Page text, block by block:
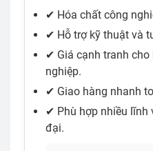
✔ Hóa chất công
✔ Hỗ trợ kỹ thuật và
✔ Giá cạnh tranh
nghiệp.
✔ Giao hàng nhanh
✔ Phù hợp nhiều lĩnh
đại.